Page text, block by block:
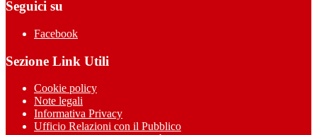
Seguici su
Facebook
Sezione Link Utili
Cookie policy
Note legali
Informativa Privacy
Ufficio Relazioni con il Pubblico